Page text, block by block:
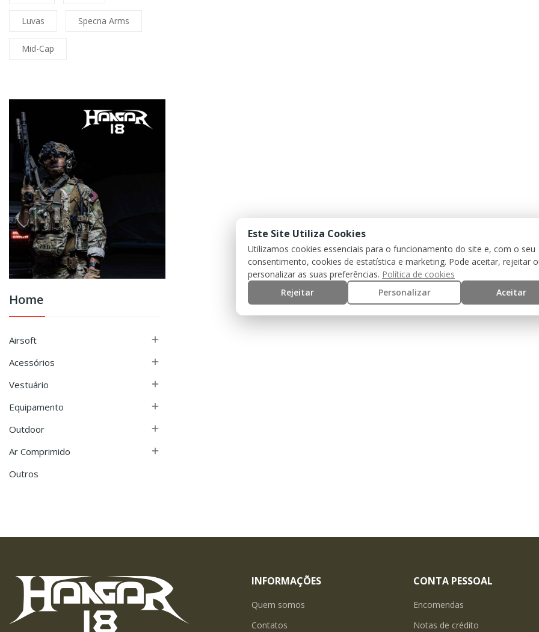
Luvas Specna Arms
Mid-Cap
Home
Airsoft 
Acessórios 
Vestuário 
Equipamento 
Outdoor 
Ar Comprimido 
Outros
INFORMAÇÕES
Quem somos
Contatos
CONTA PESSOAL
Encomendas
Notas de crédito
Este Site Utiliza Cookies
Utilizamos cookies essenciais para o funcionamento do site e, com o seu
consentimento, cookies de estatística e marketing. Pode aceitar, rejeitar
personalizar as suas preferências. Política de cookies
Rejeitar
Personalizar Aceitar